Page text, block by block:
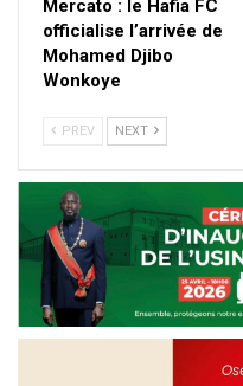
Mercato : le Hafia FC
officialise l’arrivée de
Mohamed Djibo
Wonkoye
PREV NEXT